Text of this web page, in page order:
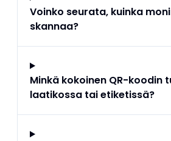
Voinko seurata, kuinka
skannaa?
Minkä kokoinen QR-koodin
laatikossa tai etiketissä?